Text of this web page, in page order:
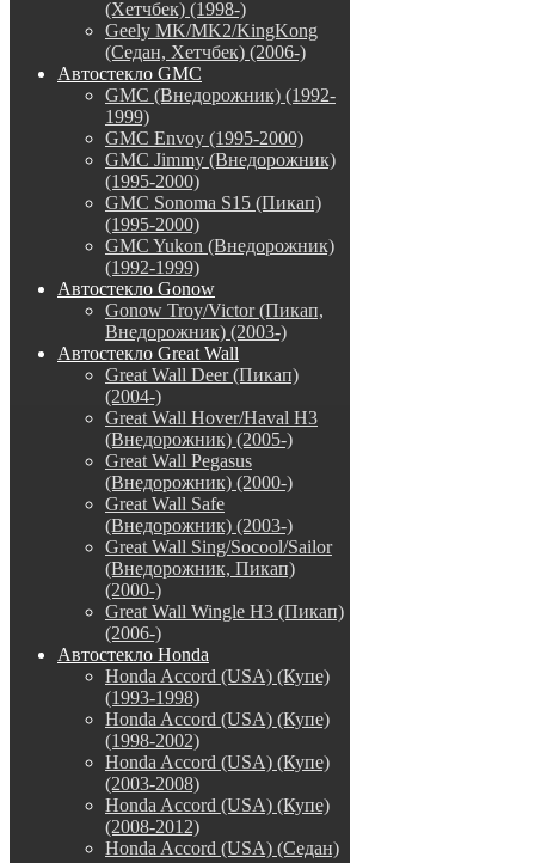
(Хетчбек) (1998-)
Geely MK/MK2/KingKong
(Седан, Хетчбек) (2006-)
Автостекло GMC
GMC (Внедорожник) (1992-
1999)
GMC Envoy (1995-2000)
GMC Jimmy (Внедорожник)
(1995-2000)
GMC Sonoma S15 (Пикап)
(1995-2000)
GMC Yukon (Внедорожник)
(1992-1999)
Автостекло Gonow
Gonow Troy/Victor (Пикап,
Внедорожник) (2003-)
Автостекло Great Wall
Great Wall Deer (Пикап)
(2004-)
Great Wall Hover/Haval H3
(Внедорожник) (2005-)
Great Wall Pegasus
(Внедорожник) (2000-)
Great Wall Safe
(Внедорожник) (2003-)
Great Wall Sing/Socool/Sailor
(Внедорожник, Пикап)
(2000-)
Great Wall Wingle H3 (Пикап)
(2006-)
Автостекло Honda
Honda Accord (USA) (Купе)
(1993-1998)
Honda Accord (USA) (Купе)
(1998-2002)
Honda Accord (USA) (Купе)
(2003-2008)
Honda Accord (USA) (Купе)
(2008-2012)
Honda Accord (USA) (Седан)